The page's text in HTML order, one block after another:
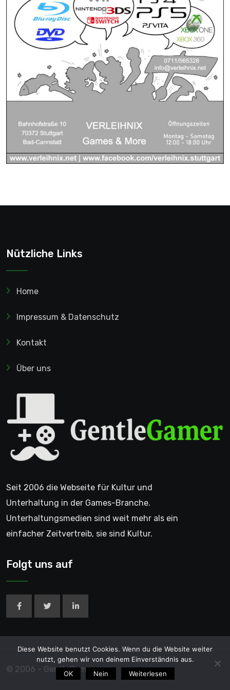
Nützliche Links
Home
Impressum & Datenschutz
Kontakt
Über uns
Seit 2006 die Webseite für Kultur und
Unterhaltung in der Games-Branche.
Unterhaltungsmedien sind weit mehr als ein
einfacher Zeitvertreib, sie sind Kultur.
Folgt uns auf
© 2006 - GentleGamer
Diese Website benutzt Cookies. Wenn du die Website weiter
nutzt, gehen wir von deinem Einverständnis aus.
OK
Nein Weiterlesen